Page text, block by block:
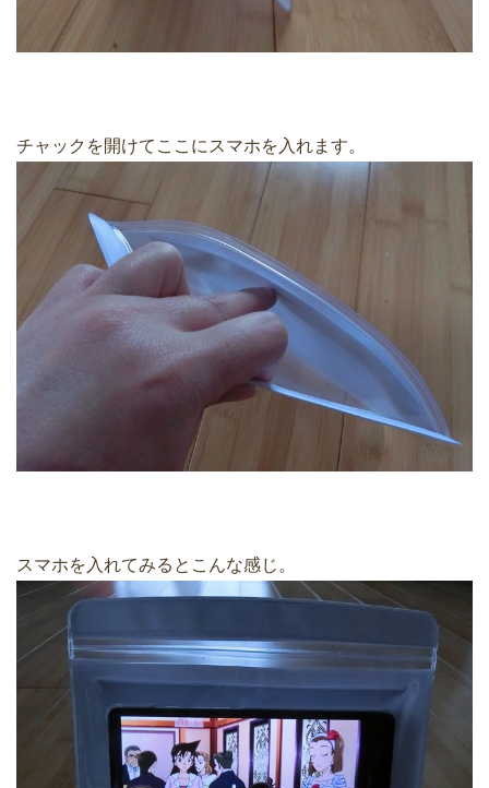
チャックを開けてここにスマホを入れます。
スマホを入れてみるとこんな感じ。